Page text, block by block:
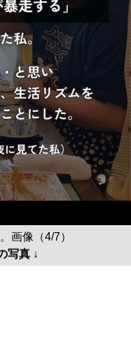
画像（4/7）
写真 ↓